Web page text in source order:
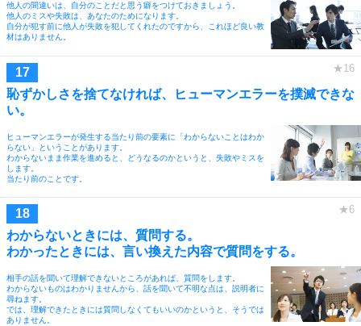
他人の間違いは、自分のことだと思う癖をつけておきましょう。
他人のミスや失敗は、あなたのためになります。
自分が犯す前に他人が失敗を犯してくれたのですから、これほど良い教
材はありません。
恥ずかしさを捨てなければ、ヒューマンエラーを撲滅できな
い。
ヒューマンエラーが発生する当たり前の要素に「わからないことはわか
らない」ということがあります。
わからないまま作業を進めると、どうなるのかというと、失敗やミスを
します。
当たり前のことです。
わからないときには、質問する。
わかったときには、言い換えた内容で質問をする。
相手の話を聞いて理解できないところがあれば、質問をします。
わからないものはわかりませんから、話を聞いて不明な点は、説明者に
尋ねます。
では、理解できたときには質問しなくてもいいのかというと、そうでは
ありません。